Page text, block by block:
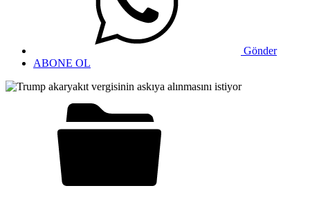
Gönder
ABONE OL